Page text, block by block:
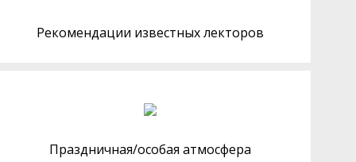
Рекомендации известных лекторов
Праздничная/особая атмосфера